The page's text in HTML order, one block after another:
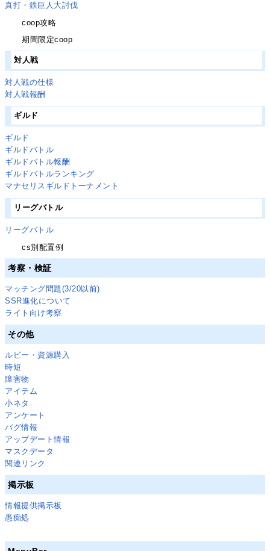
真打・鉄巨人大討伐
coop攻略
期間限定coop
対人戦
対人戦の仕様
対人戦報酬
ギルド
ギルド
ギルドバトル
ギルドバトル報酬
ギルドバトルランキング
マナセリスギルドトーナメント
リーグバトル
リーグバトル
cs別配置例
考察・検証
マッチング問題(3/20以前)
SSR進化について
ライト向け考察
その他
ルビー・資源購入
時短
障害物
アイテム
小ネタ
アンケート
バグ情報
アップデート情報
マスクデータ
関連リンク
掲示板
情報提供掲示板
愚痴処